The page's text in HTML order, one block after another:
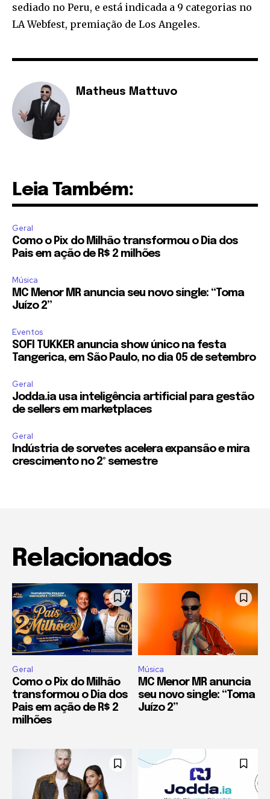
sediado no Peru, e está indicada a 9 categorias no
LA Webfest, premiação de Los Angeles.
Matheus Mattuvo
Leia Também:
Geral
Como o Pix do Milhão transformou o Dia dos
Pais em ação de R$ 2 milhões
Música
MC Menor MR anuncia seu novo single: “Toma
Juízo 2”
Eventos
SOFI TUKKER anuncia show único na festa
Tangerica, em São Paulo, no dia 05 de setembro
Geral
Jodda.ia usa inteligência artificial para gestão
de sellers em marketplaces
Geral
Indústria de sorvetes acelera expansão e mira
crescimento no 2º semestre
Relacionados
Geral
Como o Pix do Milhão
transformou o Dia dos
Pais em ação de R$ 2
milhões
Música
MC Menor MR anuncia
seu novo single: “Toma
Juízo 2”